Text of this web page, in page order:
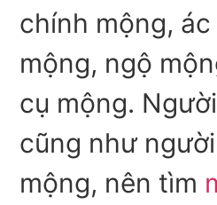
chính mộng,
mộng, ngộ
cụ mộng.
cũng như
mộng, nên tìm